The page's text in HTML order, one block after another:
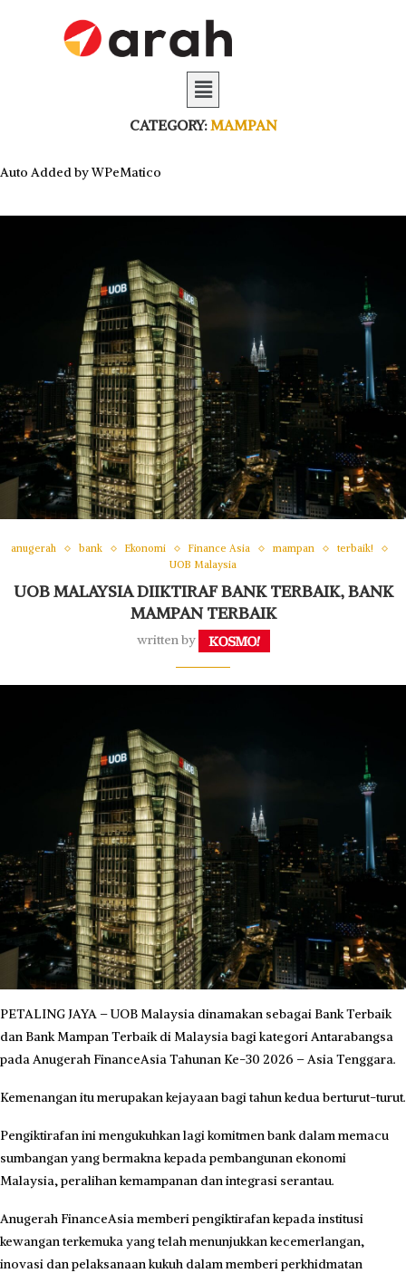
CATEGORY: MAMPAN
Auto Added by WPeMatico
anugerah bank Ekonomi Finance Asia mampan
terbaik!
UOB Malaysia
UOB MALAYSIA DIIKTIRAF BANK TERBAIK, BANK
MAMPAN TERBAIK
written by
PETALING JAYA – UOB Malaysia dinamakan sebagai Bank Terbaik
dan Bank Mampan Terbaik di Malaysia bagi kategori Antarabangsa
pada Anugerah FinanceAsia Tahunan Ke-30 2026 – Asia Tenggara.
Kemenangan itu merupakan kejayaan bagi tahun kedua berturut-turut.
Pengiktirafan ini mengukuhkan lagi komitmen bank dalam memacu
sumbangan yang bermakna kepada pembangunan ekonomi
Malaysia, peralihan kemampanan dan integrasi serantau.
Anugerah FinanceAsia memberi pengiktirafan kepada institusi
kewangan terkemuka yang telah menunjukkan kecemerlangan,
inovasi dan pelaksanaan kukuh dalam memberi perkhidmatan